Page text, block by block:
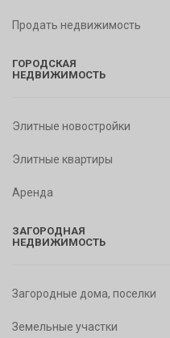
Продать недвижимость
ГОРОДСКАЯ
НЕДВИЖИМОСТЬ
Элитные новостройки
Элитные квартиры
Аренда
ЗАГОРОДНАЯ
НЕДВИЖИМОСТЬ
Загородные дома, поселки
Земельные участки